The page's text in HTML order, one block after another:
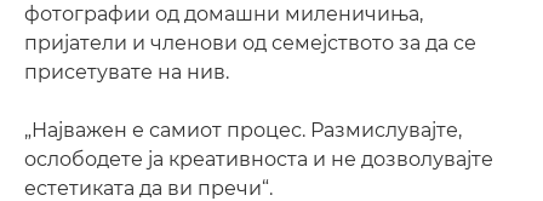
фотографии од домашни миленичиња,
пријатели и членови од семејството за да се
присетувате на нив.
„Најважен е самиот процес. Размислувајте,
ослободете ја креативноста и не дозволувајте
естетиката да ви пречи“.